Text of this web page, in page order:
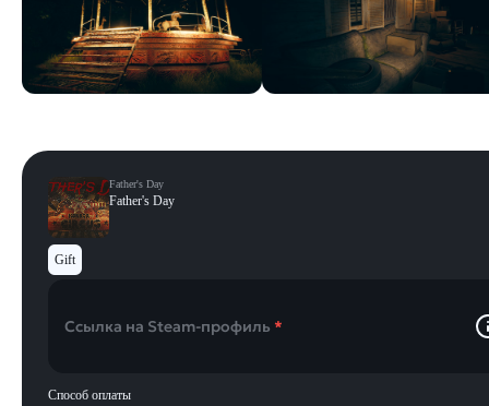
Father's Day
Father's Day
Gift
Ссылка на Steam-профиль *
Способ оплаты